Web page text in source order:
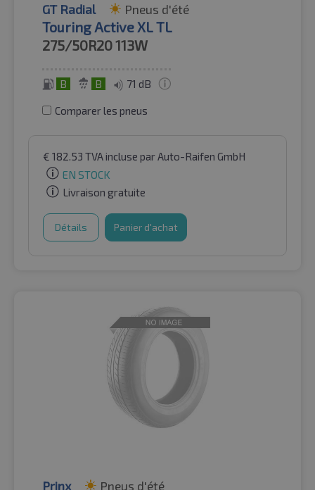
GT Radial Pneus d'été
Touring Active XL TL
275/50R20113W
B B 71 dB
Comparer les pneus
€ 182.53 TVA incluse par Auto-Raifen GmbH
EN STOCK
Livraison gratuite
Détails Panier d'achat
Prinx Pneus d'été